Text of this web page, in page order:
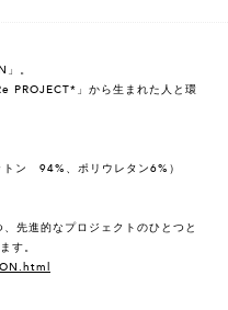
。
PROJECT*」から生まれた人と環
ン 94%、ポリウレタン6%）
先進的なプロジェクトのひとつと
す。